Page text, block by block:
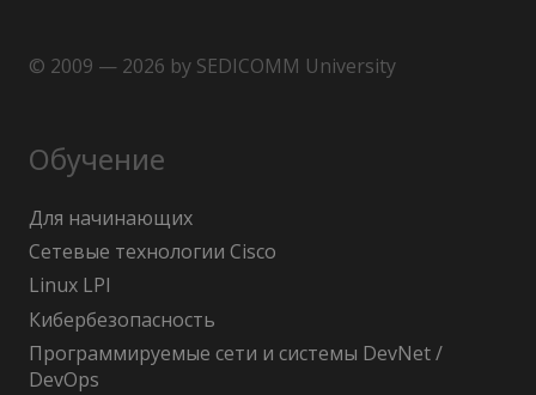
© 2009 — 2026 by SEDICOMM University
Обучение
Для начинающих
Сетевые технологии Cisco
Linux LPI
Кибербезопасность
Программируемые сети и системы DevNet /
DevOps